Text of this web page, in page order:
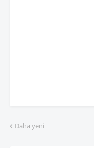
Daha yeni